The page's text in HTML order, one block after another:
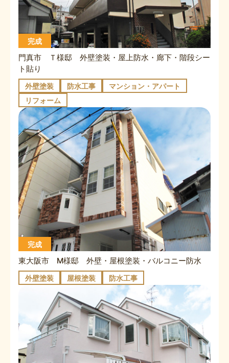
完成
門真市 Ｔ様邸 外壁塗装・屋上防水・廊下・階段シー
ト貼り
外壁塗装 防水工事
マンション・アパート
リフォーム
完成
東大阪市 M様邸 外壁・屋根塗装・バルコニー防水
外壁塗装 屋根塗装 防水工事